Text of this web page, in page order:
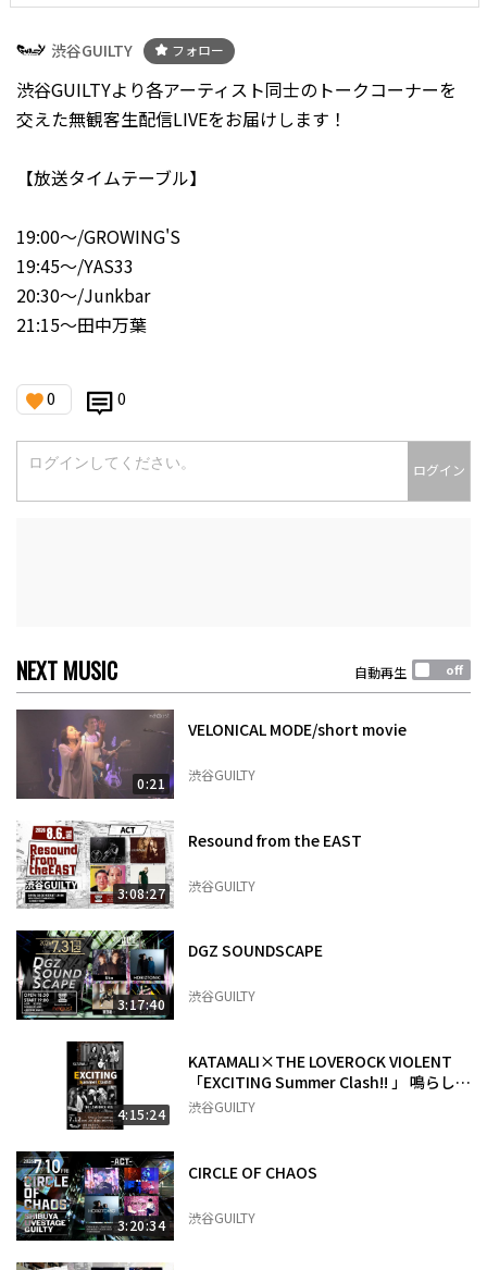
渋谷GUILTY フォロー
渋谷GUILTYより各アーティスト同士のトークコーナーを
交えた無観客生配信LIVEをお届けします！
【放送タイムテーブル】
19:00〜/GROWING'S
19:45〜/YAS33
20:30〜/Junkbar
21:15〜田中万葉
0 0
ログイン
NEXT MUSIC 自動再生
0:21
VELONICAL MODE/short movie
渋谷GUILTY
3:08:27
Resound from the EAST
渋谷GUILTY
3:17:40
DGZ SOUNDSCAPE
渋谷GUILTY
4:15:24
KATAMALI×THE LOVEROCK VIOLENT
「EXCITING Summer Clash!! 」 鳴らし続
ける理由が、ここにある。
渋谷GUILTY
3:20:34
CIRCLE OF CHAOS
渋谷GUILTY